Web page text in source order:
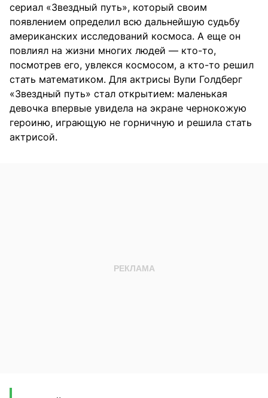
сериал «Звездный путь», который своим
появлением определил всю дальнейшую судьбу
американских исследований космоса. А еще он
повлиял на жизни многих людей — кто-то,
посмотрев его, увлекся космосом, а кто-то решил
стать математиком. Для актрисы Вупи Голдберг
«Звездный путь» стал открытием: маленькая
девочка впервые увидела на экране чернокожую
героиню, играющую не горничную и решила стать
актрисой.